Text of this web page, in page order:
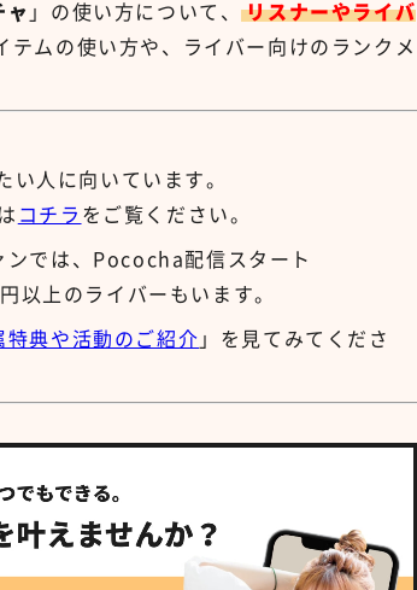
ャ 」の使い方について、 リスナーやライバ
テムの使い方や、ライバー向けのランクメ
人に向いています。
コチラ をご覧ください。
ンでは、Pococha配信スタート
以上のライバーもいます。
特典や活動のご紹介 」を見てみてくださ